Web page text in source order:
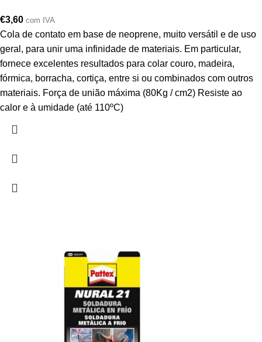
€3,60 com IVA
Cola de contato em base de neoprene, muito versátil e de uso
geral, para unir uma infinidade de materiais. Em particular,
fornece excelentes resultados para colar couro, madeira,
fórmica, borracha, cortiça, entre si ou combinados com outros
materiais. Força de união máxima (80Kg / cm2) Resiste ao
calor e à umidade (até 110ºC)